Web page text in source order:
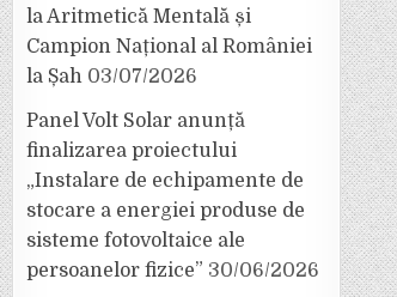
la Aritmetică Mentală și
Campion Național al României
la Șah 03/07/2026
Panel Volt Solar anunță
finalizarea proiectului
„Instalare de echipamente de
stocare a energiei produse de
sisteme fotovoltaice ale
persoanelor fizice” 30/06/2026